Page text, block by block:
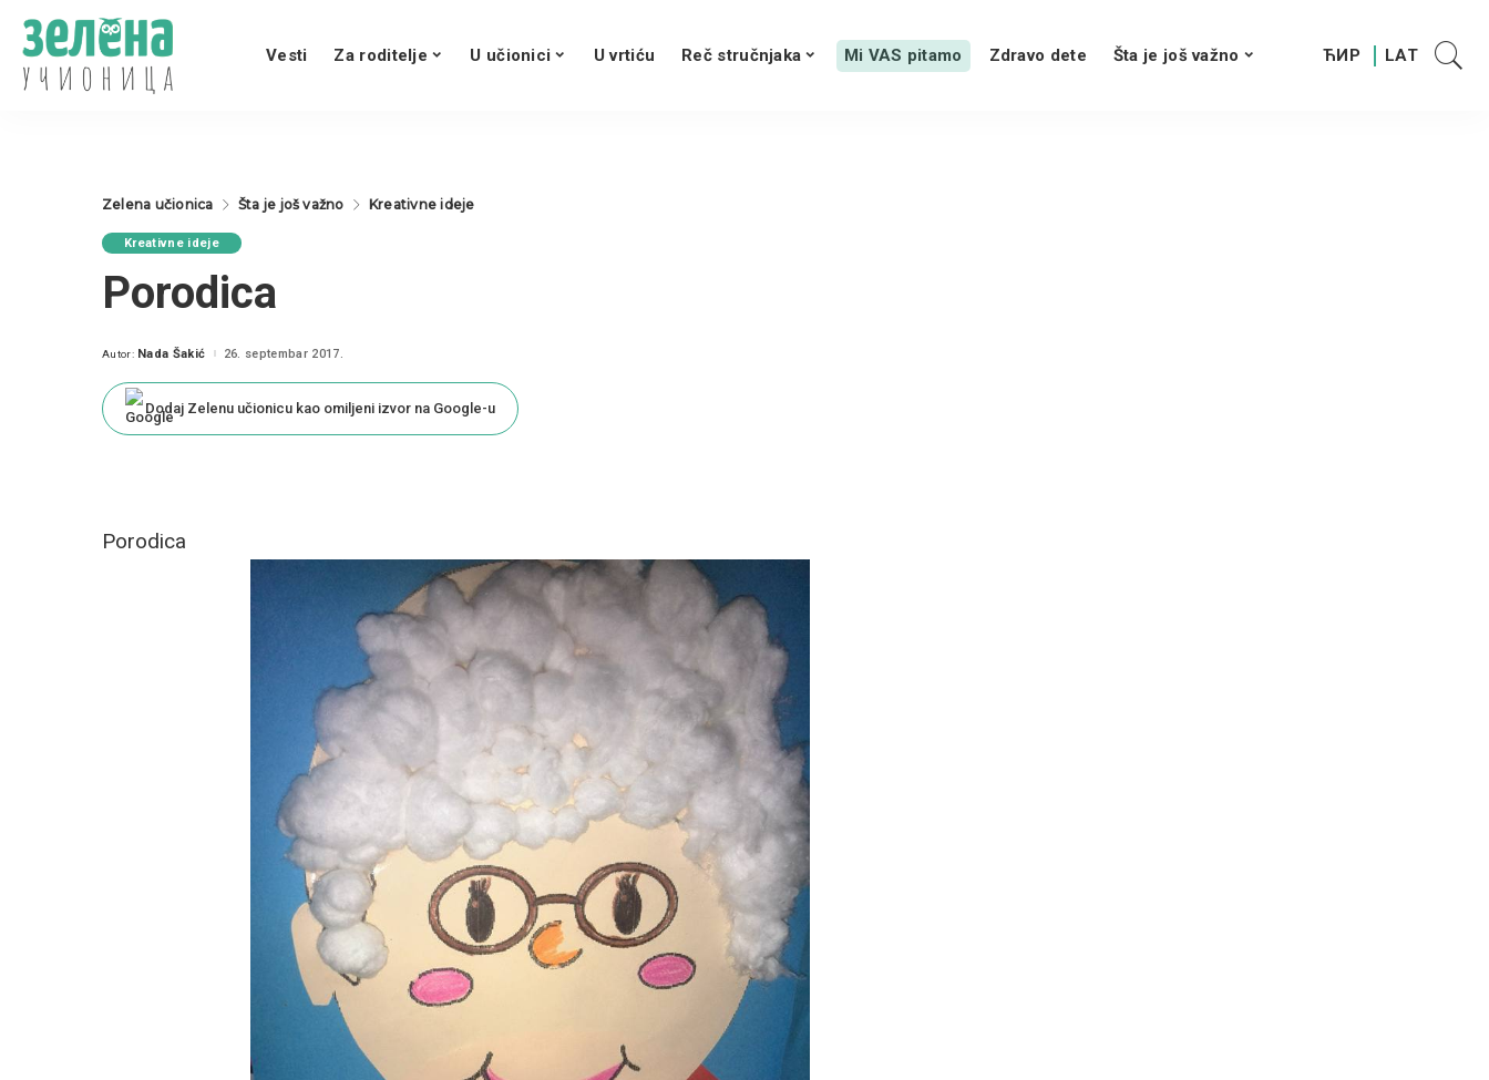
Vesti Za roditelje U učionici U vrtiću Reč stručnjaka Mi VAS pitamo Zdravo dete Šta je još važno
Zelena učionica Šta je još važno Kreativne ideje
Kreativne ideje
Porodica
Posted
Autor: Nada Šakić 26. septembar 2017.
Dodaj Zelenu učionicu kao omiljeni izvor na Google-u
Porodica